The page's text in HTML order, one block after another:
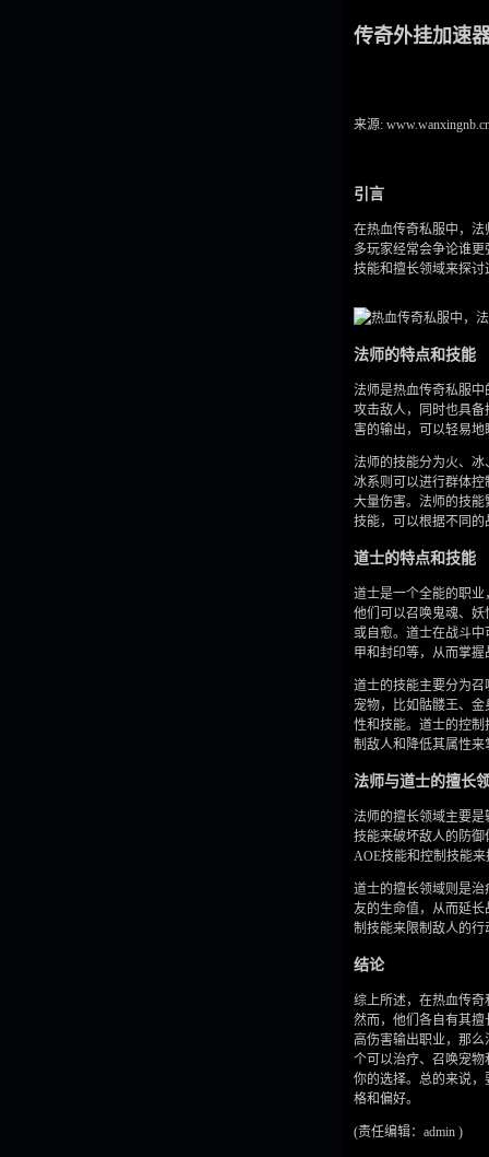
传奇外挂加速
来源:
引言
在热血传奇私服中，
多玩家经常会争论谁
技能和擅长领域来探讨
法师的特点和技能
法师是热血传奇私服
攻击敌人，同时也具
害的输出，可以轻易地
法师的技能分为火、
冰系则可以进行群体
大量伤害。法师的技
技能，可以根据不同
道士的特点和技能
道士是一个全能的职
他们可以召唤鬼魂、
或自愈。道士在战斗
甲和封印等，从而掌握
道士的技能主要分为
宠物，比如骷髅王、
性和技能。道士的控
制敌人和降低其属性来
法师与道士的擅长
法师的擅长领域主要
技能来破坏敌人的防
AOE技能和控制技能
道士的擅长领域则是
友的生命值，从而延
制技能来限制敌人的
结论
综上所述，在热血传
然而，他们各自有其
高伤害输出职业，那
个可以治疗、召唤宠
你的选择。总的来说
格和偏好。
(责任编辑：admin )